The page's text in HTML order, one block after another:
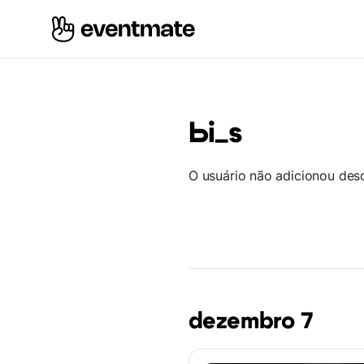
Ьі_s
O usuário não adicionou
dezembro 7